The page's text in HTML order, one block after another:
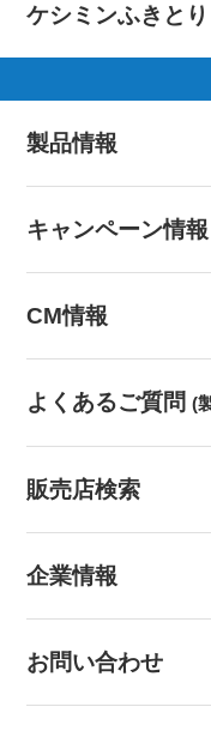
ケシミンふきと
製品情報
キャンペーン情報
CM情報
よくあるご質問 (
販売店検索
企業情報
お問い合わせ